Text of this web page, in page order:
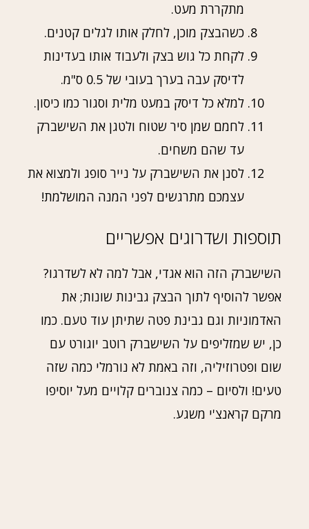
מתקררת מעט.
כשהבצק מוכן, לחלק אותו לגלים קטנים.
לקחת כל גוש בצק ולעבוד אותו בעדינות
לדיסק עבה בערך בעובי של 0.5 ס"מ.
למלא כל דיסק במעט מלית וסגור כמו כיסון.
לחמם שמן סיר שטוח ולטגן את השישברק
עד שהם משחים.
לסנן את השישברק על נייר סופג ולמצוא את
עצמכם מתרגשים לפני המנה המושלמת!
תוספות ושדרוגים אפשריים
השישברק הזה הוא אגדי, אבל למה לא לשדרגו?
אפשר להוסיף לתוך הבצק גבינות שונות; את
האדמוניות וגם גבינת פטה שתיתן עוד טעם. כמו
כן, יש שמזליפים על השישברק רוטב יוגורט עם
שום ופטרוזיליה, וזה באמת לא נורמלי כמה שזה
טעים! ולסיום – כמה צנוברים קלויים מעל יוסיפו
מרקם קראנצ'י משגע.